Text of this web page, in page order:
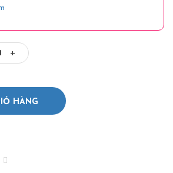
+
HÀNG